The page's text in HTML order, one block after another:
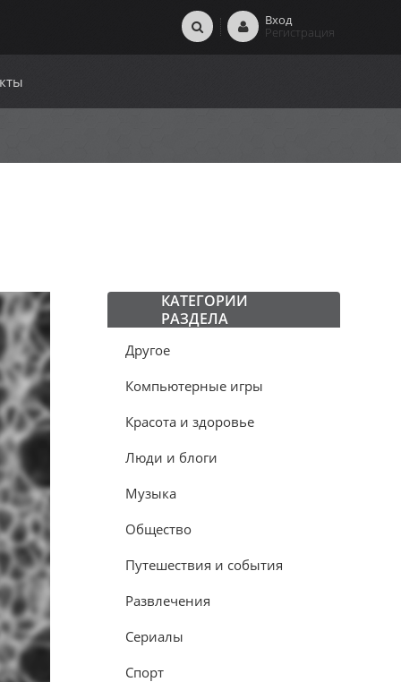
Вход
Регистрация
КАТЕГОРИИ
РАЗДЕЛА
Другое
Компьютерные игры
Красота и здоровье
Люди и блоги
Музыка
Общество
Путешествия и события
Развлечения
Сериалы
Спорт